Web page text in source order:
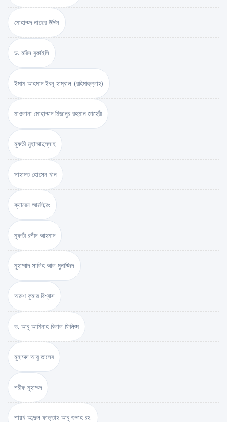
মোহাম্মদ নাছের উদ্দিন
ড. মরিস বুকাইলি
ইমাম আহমাদ ইবনু হাম্বাল (রহিমাহুল্লাহ)
মাওলানা মোহাম্মাদ মিজানুর রহমান জাহেরী
মুফতী মুহাম্মাদুল্লাহ
সাহাদত হোসেন খান
ক্যারেন আর্মস্ট্রং
মুফতী রশীদ আহমাদ
মুহাম্মাদ সালিহ আল মুনাজ্জিদ
অরুণ কুমার বিশ্বাস
ড. আবু আমিনাহ বিলাল ফিলিপ্স
মুহাম্মদ আবু তালেব
শরীফ মুহাম্মদ
শায়খ আব্দুল ফাত্তাহ আবু গুদ্দাহ রহ.